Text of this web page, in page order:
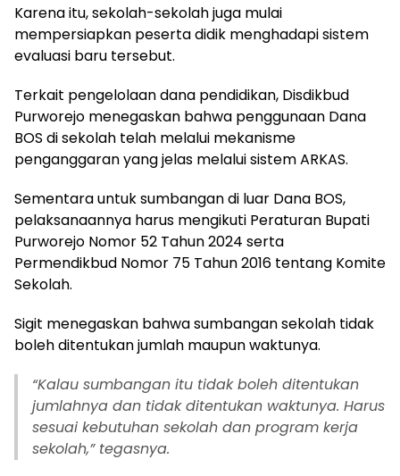
Karena itu, sekolah-sekolah juga mulai
mempersiapkan peserta didik menghadapi sistem
evaluasi baru tersebut.
Terkait pengelolaan dana pendidikan, Disdikbud
Purworejo menegaskan bahwa penggunaan Dana
BOS di sekolah telah melalui mekanisme
penganggaran yang jelas melalui sistem ARKAS.
Sementara untuk sumbangan di luar Dana BOS,
pelaksanaannya harus mengikuti Peraturan Bupati
Purworejo Nomor 52 Tahun 2024 serta
Permendikbud Nomor 75 Tahun 2016 tentang Komite
Sekolah.
Sigit menegaskan bahwa sumbangan sekolah tidak
boleh ditentukan jumlah maupun waktunya.
“Kalau sumbangan itu tidak boleh ditentukan
jumlahnya dan tidak ditentukan waktunya. Harus
sesuai kebutuhan sekolah dan program kerja
sekolah,” tegasnya.